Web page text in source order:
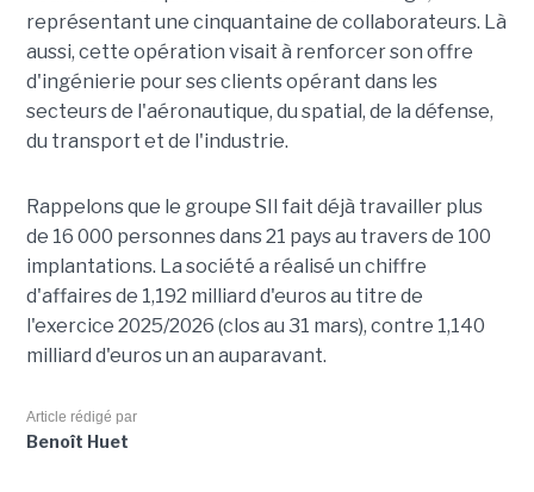
représentant une cinquantaine de collaborateurs. Là
aussi, cette opération visait à renforcer son offre
d'ingénierie pour ses clients opérant dans les
secteurs de l'aéronautique, du spatial, de la défense,
du transport et de l'industrie.
Rappelons que le groupe SII fait déjà travailler plus
de 16 000 personnes dans 21 pays au travers de 100
implantations. La société a réalisé un chiffre
d'affaires de 1,192 milliard d'euros au titre de
l'exercice 2025/2026 (clos au 31 mars), contre 1,140
milliard d'euros un an auparavant.
Article rédigé par
Benoît Huet